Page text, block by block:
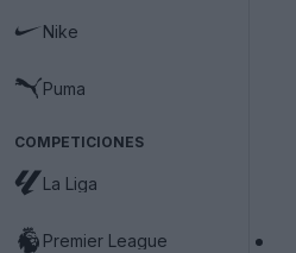
Nike
Puma
COMPETICIONES
La Liga
Premier League